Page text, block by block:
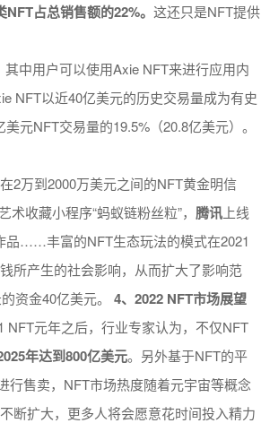
占总销售额的22%。 这还只是NFT提供
中用户可以使用Axie NFT来进行应用内
NFT以近40亿美元的历史交易量成为有史
元NFT交易量的19.5%（20.8亿美元）。
2万到2000万美元之间的NFT黄金明信
收藏小程序“蚂蚁链粉丝粒”， 腾讯 上线
品……丰富的NFT生态玩法的模式在2021
所产生的社会影响，从而扩大了影响范
资金40亿美元。 4、2022 NFT市场展望
NFT元年之后，行业专家认为，不仅NFT
年达到800亿美元。另外基于NFT的平
行售卖，NFT市场热度随着元宇宙等概念
断扩大，更多人将会愿意花时间投入精力